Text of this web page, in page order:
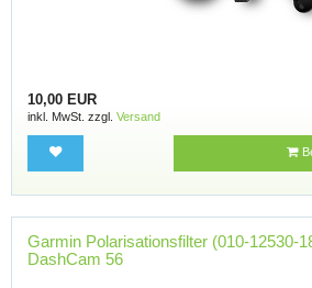
10,00 EUR
inkl. MwSt. zzgl. Versand
Garmin Polarisationsfilter (010-12530-
DashCam 56